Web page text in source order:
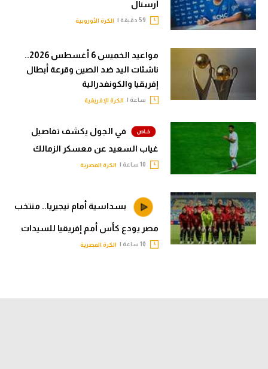
أرسنال
الكرة الأوروبية
مواعيد الخميس 6 أغسطس 2026..
ناشئات اليد ضد الصين وقرعة أبطال
إفريقيا والكونفدرالية
ساعة | الكرة الإفريقية
في الجول يكشف تفاصيل
غياب السعيد عن معسكر الزمالك
الكرة المصرية
بسداسية أمام نيجيريا.. منتخب
مصر يودع كأس أمم إفريقيا للسيدات
الكرة المصرية